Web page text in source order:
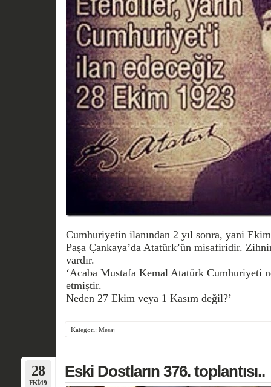
Cumhuriyetin ilanından 2 yıl sonra, yani
Paşa Çankaya’da Atatürk’ün misafiridir.
vardır.
‘Acaba Mustafa Kemal Atatürk Cumhuriyeti
etmiştir.
Neden 27 Ekim veya 1 Kasım değil?’
Kategori: Mesaj
28
EKI/19
Eski Dostların 376. toplantısı..